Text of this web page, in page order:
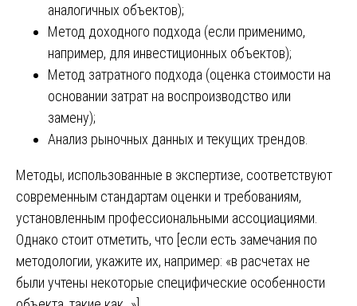
аналогичных объектов);
Метод доходного подхода (если применимо,
например, для инвестиционных объектов);
Метод затратного подхода (оценка стоимости на
основании затрат на воспроизводство или
замену);
Анализ рыночных данных и текущих трендов.
Методы, использованные в экспертизе, соответствуют
современным стандартам оценки и требованиям,
установленным профессиональными ассоциациями.
Однако стоит отметить, что [если есть замечания по
методологии, укажите их, например: «в расчетах не
были учтены некоторые специфические особенности